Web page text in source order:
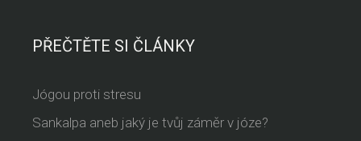
PŘEČTĚTE SI ČLÁNKY
Jógou proti stresu
Sankalpa aneb jaký je tvůj záměr v józe?